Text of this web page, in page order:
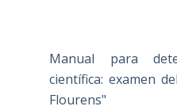
Manual para
científica: examen
Flourens"